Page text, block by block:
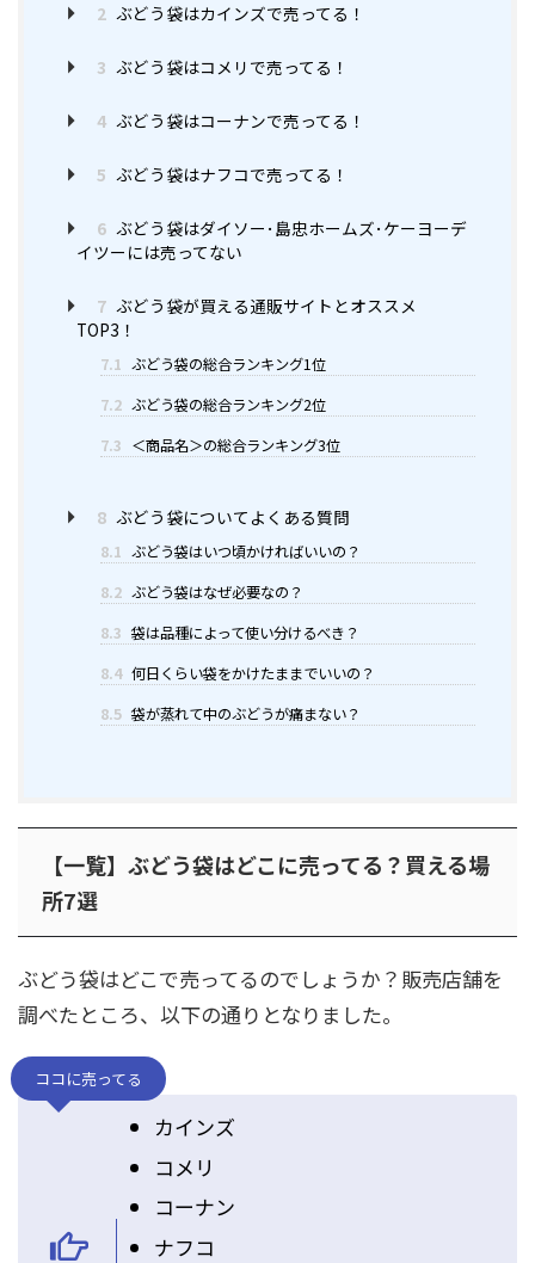
2 ぶどう袋はカインズで売ってる！
3 ぶどう袋はコメリで売ってる！
4 ぶどう袋はコーナンで売ってる！
5 ぶどう袋はナフコで売ってる！
6 ぶどう袋はダイソー･島忠ホームズ･ケーヨーデ
イツーには売ってない
7 ぶどう袋が買える通販サイトとオススメ
TOP3！
7.1 ぶどう袋の総合ランキング1位
7.2 ぶどう袋の総合ランキング2位
7.3 ＜商品名＞の総合ランキング3位
8 ぶどう袋についてよくある質問
8.1 ぶどう袋はいつ頃かければいいの？
8.2 ぶどう袋はなぜ必要なの？
8.3 袋は品種によって使い分けるべき？
8.4 何日くらい袋をかけたままでいいの？
8.5 袋が蒸れて中のぶどうが痛まない？
【一覧】ぶどう袋はどこに売ってる？買える場
所7選
ぶどう袋はどこで売ってるのでしょうか？販売店舗を
調べたところ、以下の通りとなりました。
ココに売ってる
カインズ
コメリ
コーナン
ナフコ